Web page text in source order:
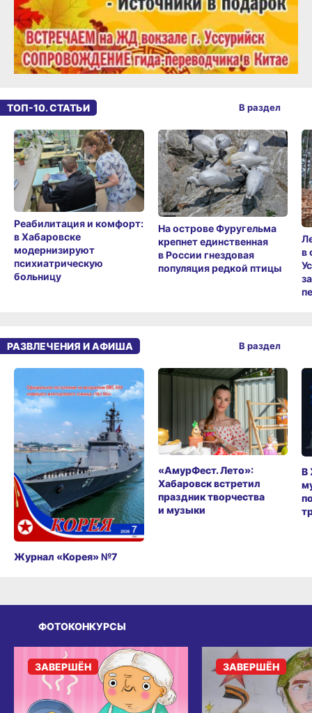
ТОП-10. СТАТЬИ
Реабилитация и комфорт:
в Хабаровске
модернизируют
психиатрическую
больницу
На острове Фуругельма
крепнет единственная
в России гнездовая
популяция редкой птицы
в
В раздел
РАЗВЛЕЧЕНИЯ И АФИША
Журнал «Корея» №7
«АмурФест. Лето»:
Хабаровск встретил
праздник творчества
и музыки
В
В раздел
ФОТОКОНКУРСЫ
ЗАВЕРШЁН ЗАВЕРШЁН